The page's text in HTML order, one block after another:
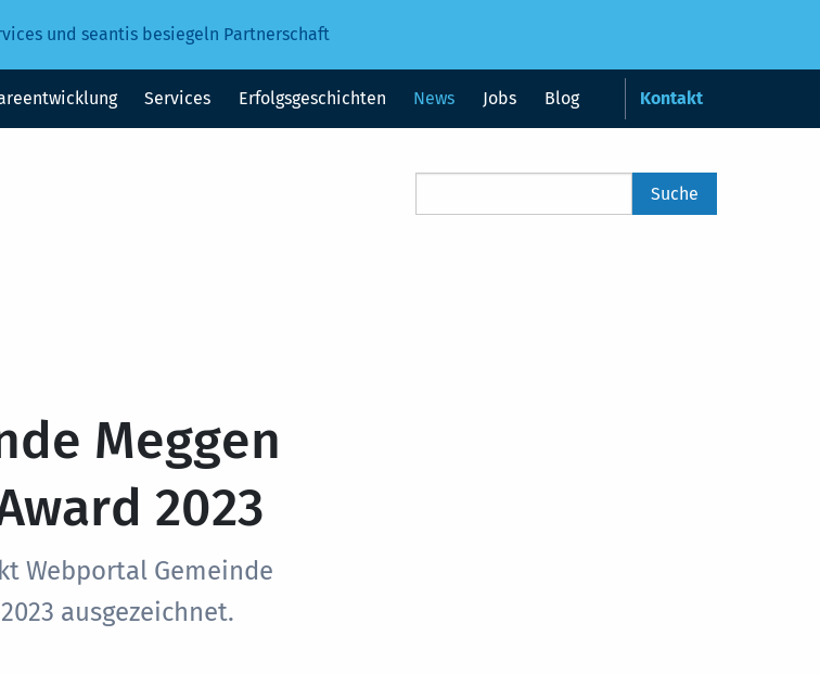
und seantis besiegeln Partnerschaft
Services Erfolgsgeschichten News Jobs Blog Kontakt
Meggen
2023
Webportal Gemeinde
ausgezeichnet.